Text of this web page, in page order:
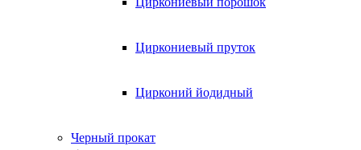
Циркониевый пруток
Цирконий йодидный
Черный прокат